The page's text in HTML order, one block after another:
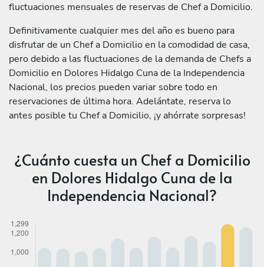
fluctuaciones mensuales de reservas de Chef a Domicilio.
Definitivamente cualquier mes del año es bueno para
disfrutar de un Chef a Domicilio en la comodidad de casa,
pero debido a las fluctuaciones de la demanda de Chefs a
Domicilio en Dolores Hidalgo Cuna de la Independencia
Nacional, los precios pueden variar sobre todo en
reservaciones de última hora. Adelántate, reserva lo
antes posible tu Chef a Domicilio, ¡y ahórrate sorpresas!
¿Cuánto cuesta un Chef a Domicilio
en Dolores Hidalgo Cuna de la
Independencia Nacional?